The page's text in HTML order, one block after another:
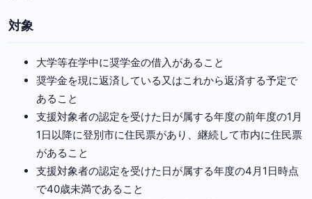
対象
大学等在学中に奨学金の借入があること
奨学金を現に返済している又はこれから返済する予定で
あること
支援対象者の認定を受けた日が属する年度の前年度の1月
1日以降に登別市に住民票があり、継続して市内に住民票
があること
支援対象者の認定を受けた日が属する年度の4月1日時点
で40歳未満であること